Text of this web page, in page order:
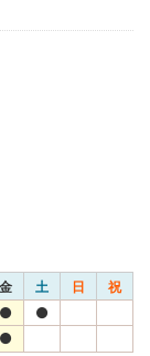
金 土 日 祝